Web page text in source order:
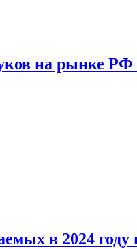
на рынке РФ
в 2024 году